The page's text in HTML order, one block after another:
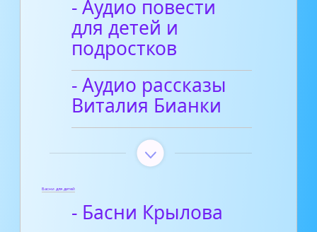
- Аудио повести
для детей и
подростков
- Аудио рассказы
Виталия Бианки
Басни для детей
- Басни Крылова